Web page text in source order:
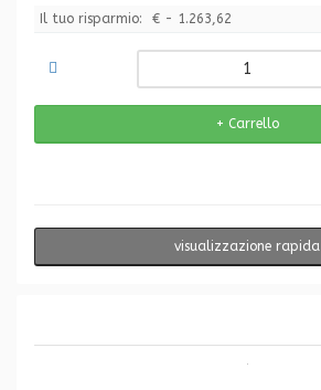
Il tuo risparmio: € - 1.263,62
visualizzazione rapida